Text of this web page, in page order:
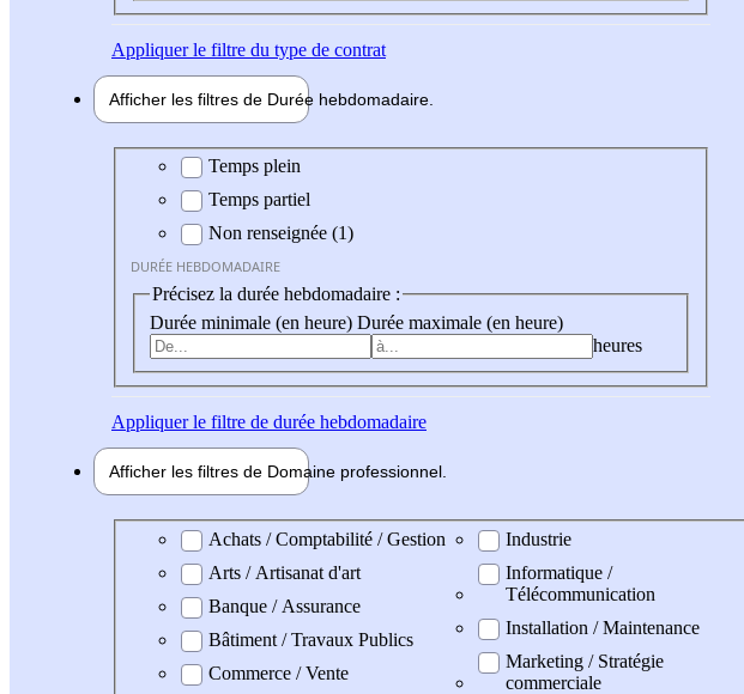
Appliquerle filtre du type de contrat
Afficher les filtres de Durée hebdomadaire
Durée hebdomadaire
Temps plein
Temps partiel
Non renseignée (1)
DURÉE HEBDOMADAIRE
Précisez la durée hebdomadaire :
Durée minimale (en heure) Durée maximale (en heure)
heures
Appliquerle filtre de durée hebdomadaire
Afficher les filtres de Domaine professionnel
Domaine professionel
Achats / Comptabilité / Gestion
Arts / Artisanat d'art
Banque / Assurance
Bâtiment / Travaux Publics
Commerce / Vente
Industrie
Informatique /
Télécommunication
Installation / Maintenance
Marketing / Stratégie
commerciale